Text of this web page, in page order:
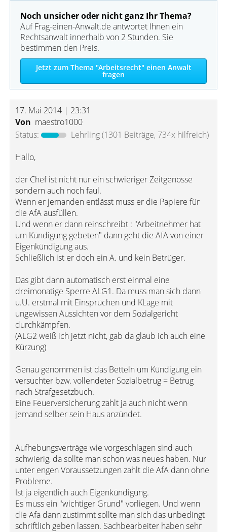
Noch unsicher oder nicht ganz Ihr Thema?
Auf Frag-einen-Anwalt.de antwortet Ihnen ein
Rechtsanwalt innerhalb von 2 Stunden. Sie
bestimmen den Preis.
Jetzt zum Thema "Arbeitsrecht" einen Anwalt
fragen
17. Mai 2014 | 23:31
Von maestro1000
Status:
Lehrling(1301 Beiträge, 734x hilfreich)
Hallo,
der Chef ist nicht nur ein schwieriger Zeitgenosse
sondern auch noch faul.
Wenn er jemanden entlässt muss er die Papiere für
die AfA ausfüllen.
Und wenn er dann reinschreibt : "Arbeitnehmer hat
um Kündigung gebeten" dann geht die AfA von einer
Eigenkündigung aus.
Schließlich ist er doch ein A. und kein Betrüger.
Das gibt dann automatisch erst einmal eine
dreimonatige Sperre ALG1. Da muss man sich dann
u.U. erstmal mit Einsprüchen und KLage mit
ungewissen Aussichten vor dem Sozialgericht
durchkämpfen.
(ALG2 weiß ich jetzt nicht, gab da glaub ich auch eine
Kürzung)
Genau genommen ist das Betteln um Kündigung ein
versuchter bzw. vollendeter Sozialbetrug = Betrug
nach Strafgesetzbuch.
Eine Feuerversicherung zahlt ja auch nicht wenn
jemand selber sein Haus anzündet.
Aufhebungsverträge wie vorgeschlagen sind auch
schwierig, da sollte man schon was neues haben. Nur
unter engen Voraussetzungen zahlt die AfA dann ohne
Probleme.
Ist ja eigentlich auch Eigenkündigung.
Es muss ein "wichtiger Grund" vorliegen. Und wenn
die Afa dann zustimmt sollte man sich das unbedingt
schriftlich geben lassen. Sachbearbeiter haben sehr